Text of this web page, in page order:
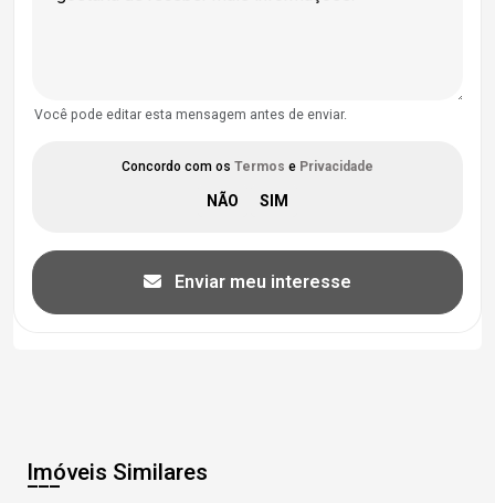
Você pode editar esta mensagem antes de enviar.
Concordo com os Termos e Privacidade
Enviar meu interesse
Imóveis Similares